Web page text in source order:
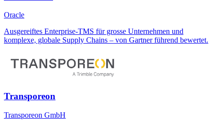
Oracle
Ausgereiftes Enterprise-TMS für grosse Unternehmen und
komplexe, globale Supply Chains – von Gartner führend bewertet.
Transporeon
Transporeon GmbH